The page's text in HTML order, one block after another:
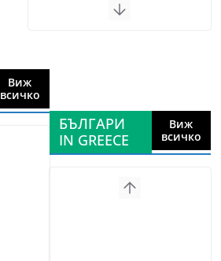
Виж
всичко
БЪЛГАРИ
IN GREECE
Виж
всичко